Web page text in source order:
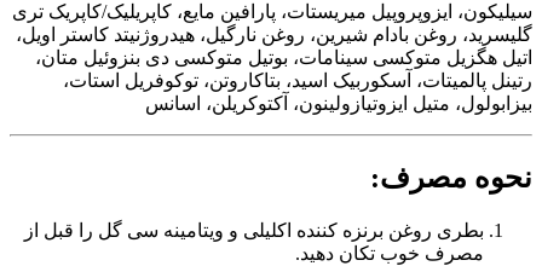
سیلیکون، ایزوپروپیل میریستات، پارافین مایع، کاپریلیک/کاپریک تری
گلیسرید، روغن بادام شیرین، روغن نارگیل، هیدروژنیتد کاستر اویل،
اتیل هگزیل متوکسی سینامات، بوتیل متوکسی دی بنزوئیل متان،
رتینل پالمیتات، آسکوربیک اسید، بتاکاروتن، توکوفریل استات،
بیزابولول، متیل ایزوتیازولینون، آکتوکریلن، اسانس
نحوه مصرف:
بطری روغن برنزه کننده اکلیلی و ویتامینه سی گل را قبل از
مصرف خوب تکان دهید.